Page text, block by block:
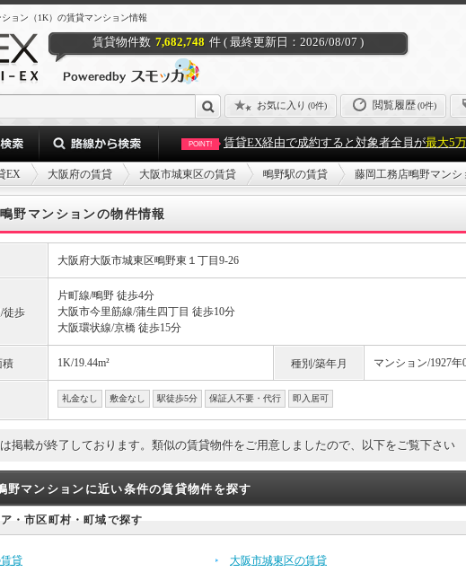
ョン（1K）の賃貸マンション情報
賃貸物件数 7,682,748 件 ( 最終更新日：2026/08/07 )
お気に入り (0件) 閲覧履歴(0件)
POINT! 賃貸EX経由で成約すると対象者全員が最大5
EX 大阪府の賃貸 大阪市城東区の賃貸 鴫野駅の賃貸 藤岡工務店鴫野マンシ
野マンションの物件情報
大阪府大阪市城東区鴫野東１丁目9-26
徒歩
片町線/鴫野 徒歩4分
大阪市今里筋線/蒲生四丁目 徒歩10分
大阪環状線/京橋 徒歩15分
積 1K/19.44m² 種別/築年月 マンション/1927年
礼金なし 敷金なし 駅徒歩5分 保証人不要・代行 即入居可
掲載が終了しております。類似の賃貸物件をご用意しましたので、以下をご覧下さい
野マンションに近い条件の賃貸物件を探す
・市区町村・町域で探す
貸 大阪市城東区の賃貸